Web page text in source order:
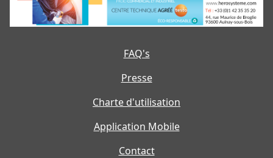
FAQ's
Presse
Charte d'utilisation
Application Mobile
Contact